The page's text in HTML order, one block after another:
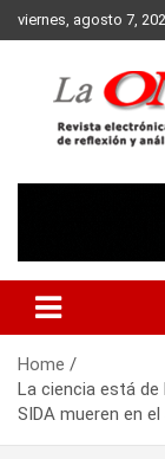
Skip
to
viernes, agosto 7,
Home
La ciencia está
SIDA mueren en